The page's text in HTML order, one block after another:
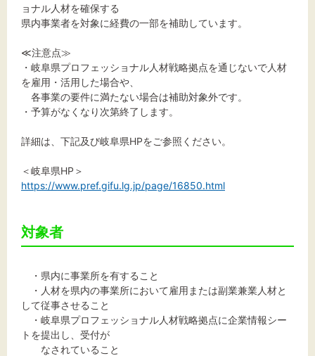
黒
ョナル人材を確保する
県内事業者を対象に経費の一部を補助しています。
≪注意点≫
・岐阜県プロフェッショナル人材戦略拠点を通じないで人材
を雇用・活用した場合や、
各事業の要件に満たない場合は補助対象外です。
・予算がなくなり次第終了します。
詳細は、下記及び岐阜県HPをご参照ください。
＜岐阜県HP＞
https://www.pref.gifu.lg.jp/page/16850.html
対象者
・県内に事業所を有すること
・人材を県内の事業所において雇用または副業兼業人材と
して従事させること
・岐阜県プロフェッショナル人材戦略拠点に企業情報シー
トを提出し、受付が
なされていること